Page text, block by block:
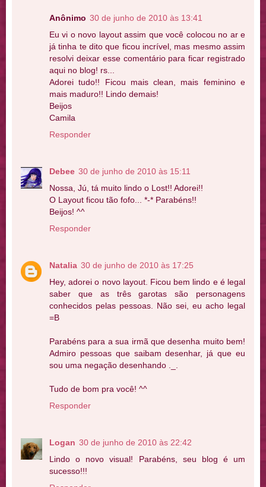
Anônimo 30 de junho de 2010 às 13:41
Eu vi o novo layout assim que você colocou no ar e
já tinha te dito que ficou incrível, mas mesmo assim
resolvi deixar esse comentário para ficar registrado
aqui no blog! rs...
Adorei tudo!! Ficou mais clean, mais feminino e
mais maduro!! Lindo demais!
Beijos
Camila
Responder
Debee 30 de junho de 2010 às 15:11
Nossa, Jú, tá muito lindo o Lost!! Adorei!!
O Layout ficou tão fofo... *-* Parabéns!!
Beijos! ^^
Responder
Natalia 30 de junho de 2010 às 17:25
Hey, adorei o novo layout. Ficou bem lindo e é legal
saber que as três garotas são personagens
conhecidos pelas pessoas. Não sei, eu acho legal
=B
Parabéns para a sua irmã que desenha muito bem!
Admiro pessoas que saibam desenhar, já que eu
sou uma negação desenhando ._.
Tudo de bom pra você! ^^
Responder
Logan 30 de junho de 2010 às 22:42
Lindo o novo visual! Parabéns, seu blog é um
sucesso!!!